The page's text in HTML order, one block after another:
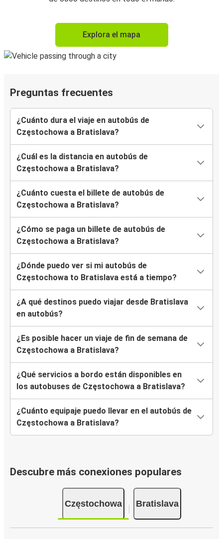
Explora el mapa
Preguntas frecuentes
¿Cuánto dura el viaje en autobús de
Częstochowa a Bratislava?
¿Cuál es la distancia en autobús de
Częstochowa a Bratislava?
¿Cuánto cuesta el billete de autobús de
Częstochowa a Bratislava?
¿Cómo se paga un billete de autobús de
Częstochowa a Bratislava?
¿Dónde puedo ver si mi autobús de
Częstochowa to Bratislava está a tiempo?
¿A qué destinos puedo viajar desde Bratislava
en autobús?
¿Es posible hacer un viaje de fin de semana de
Częstochowa a Bratislava?
¿Qué servicios a bordo están disponibles en
los autobuses de Częstochowa a Bratislava?
¿Cuánto equipaje puedo llevar en el autobús de
Częstochowa a Bratislava?
Descubre más conexiones populares
Częstochowa Bratislava